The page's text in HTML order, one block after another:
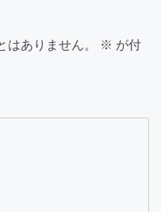
ありません。 ※ が付